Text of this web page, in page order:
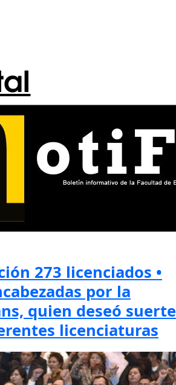
273 licenciados •
por la
quien deseó suerte
licenciaturas